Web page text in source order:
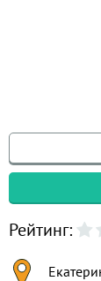
Рейтинг: